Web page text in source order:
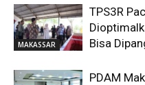
MAKASSAR
TPS3R
Bisa
PDAM